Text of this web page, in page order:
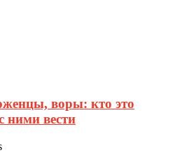
воры: кто это
ними вести